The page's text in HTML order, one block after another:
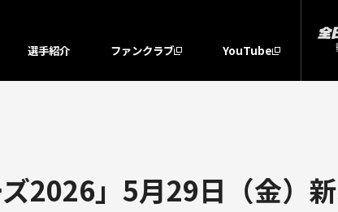
選手紹介 ファンクラブ YouTube
2026」5月29日（金）